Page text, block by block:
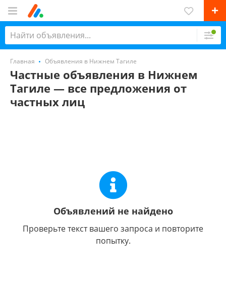
Главная Объявления в Нижнем Тагиле
Частные объявления в Нижнем
Тагиле — все предложения от
частных лиц
Объявлений не найдено
Проверьте текст вашего запроса и повторите
попытку.